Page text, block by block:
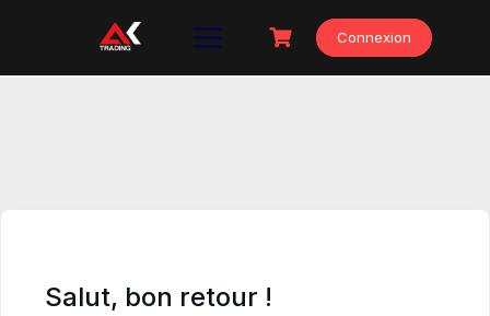
Connexion
Salut, bon retour !